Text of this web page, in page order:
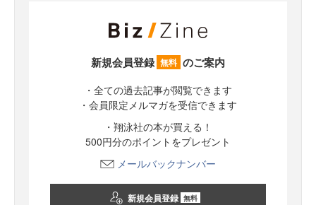
新規会員登録 無料 のご案内
・全ての過去記事が閲覧できます
・会員限定メルマガを受信できます
・翔泳社の本が買える！
500円分のポイントをプレゼント
メールバックナンバー
新規会員登録 無料